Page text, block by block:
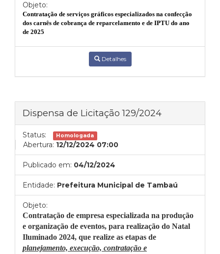
Objeto:
Contratação de serviços gráficos especializados na confecção
dos carnês de cobrança de reparcelamento e de IPTU do ano
de 2025
Detalhes
Dispensa de Licitação 129/2024
Status: Homologada
Abertura: 12/12/2024 07:00
Publicado em: 04/12/2024
Entidade: Prefeitura Municipal de Tambaú
Objeto:
Contratação de empresa especializada na produção
e organização de eventos, para realização do Natal
Iluminado 2024, que realize as etapas de
planejamento, execução, contratação e